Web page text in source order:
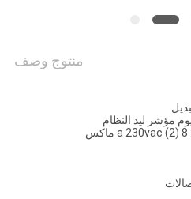
منتوج وصف